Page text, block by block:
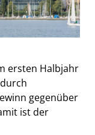
ersten Halbjahr
gegenüber
ist der